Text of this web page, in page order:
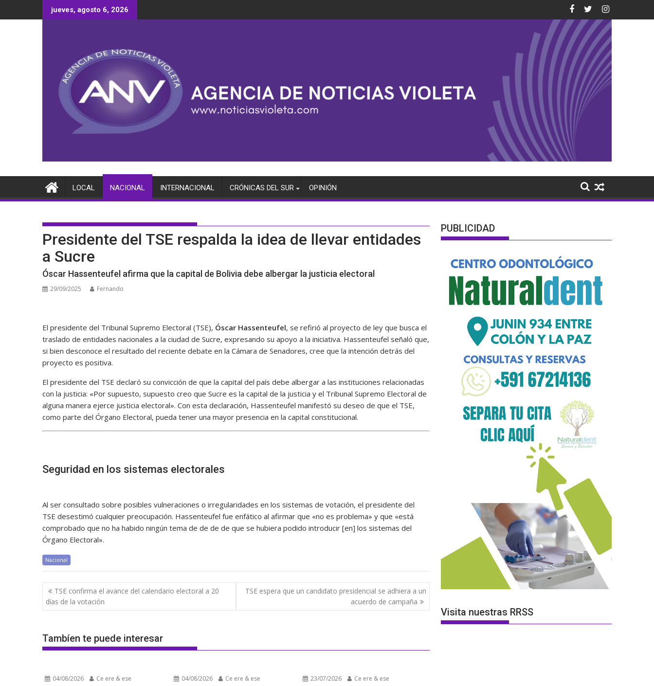
al
jueves, agosto 6, 2026
LOCAL NACIONAL INTERNACIONAL CRÓNICAS DEL SUR OPINIÓN
Presidente del TSE respalda la idea de llevar entidades
a Sucre
Óscar Hassenteufel afirma que la capital de Bolivia debe albergar la justicia electoral
29/09/2025 Fernando
El presidente del Tribunal Supremo Electoral (TSE), Óscar Hassenteufel, se refirió al proyecto de ley que busca el
traslado de entidades nacionales a la ciudad de Sucre, expresando su apoyo a la iniciativa. Hassenteufel señaló que,
si bien desconoce el resultado del reciente debate en la Cámara de Senadores, cree que la intención detrás del
proyecto es positiva.
El presidente del TSE declaró su convicción de que la capital del país debe albergar a las instituciones relacionadas
con la justicia: «Por supuesto, supuesto creo que Sucre es la capital de la justicia y el Tribunal Supremo Electoral de
alguna manera ejerce justicia electoral». Con esta declaración, Hassenteufel manifestó su deseo de que el TSE,
como parte del Órgano Electoral, pueda tener una mayor presencia en la capital constitucional.
Seguridad en los sistemas electorales
Al ser consultado sobre posibles vulneraciones o irregularidades en los sistemas de votación, el presidente del
TSE desestimó cualquier preocupación. Hassenteufel fue enfático al afirmar que «no es problema» y que «está
comprobado que no ha habido ningún tema de de de de que se hubiera podido introducir [en] los sistemas del
Órgano Electoral».
Nacional
Navegación
de
entradas
TSE confirma el avance del calendario electoral a 20
días de la votación
TSE espera que un candidato presidencial se adhiera a un
acuerdo de campaña
Tambíen te puede interesar
04/08/2026 Ce ere & ese 04/08/2026 Ce ere & ese 23/07/2026 Ce ere & ese
PUBLICIDAD
Visita nuestras RRSS